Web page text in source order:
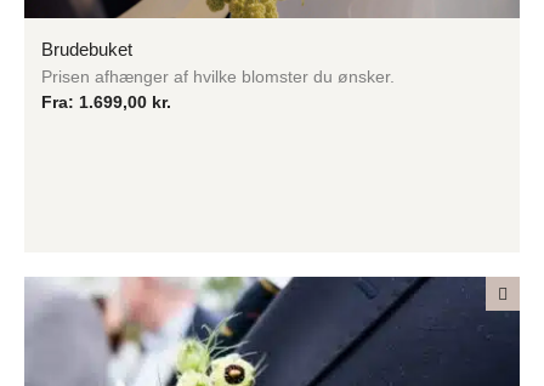
Brudebuket
Prisen afhænger af hvilke blomster du ønsker.
Fra: 1.699,00 kr.